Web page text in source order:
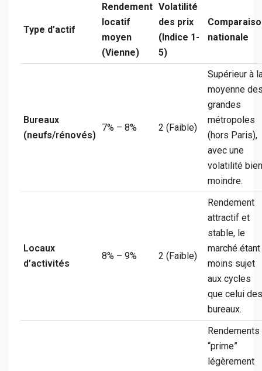
Type d’actif
Rendement
locatif
moyen
(Vienne)
Volatilité
des prix
(Indice 1-
5)
nationale
Bureaux
(neufs/rénovés)
7% – 8% 2 (Faible)
Supérieur à
moyenne
grandes
métropoles
(hors Paris),
avec une
volatilité bien
moindre.
Locaux
d’activités
8% – 9% 2 (Faible)
Rendement
attractif et
stable, le
marché étant
moins sujet
aux cycles
que celui des
bureaux.
Rendements
“prime”
légèrement